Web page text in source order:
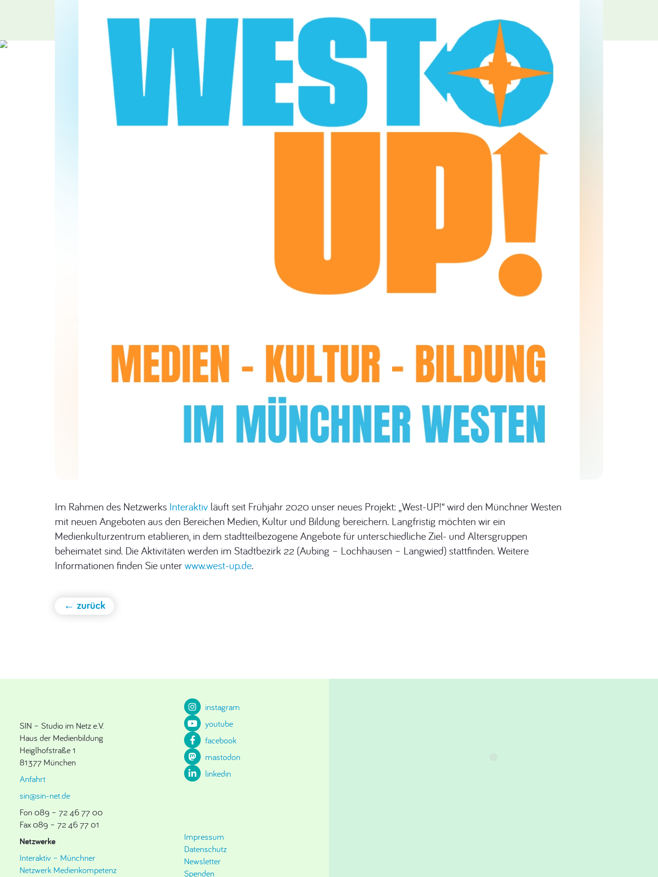
Im Rahmen des Netzwerks Interaktiv läuft seit Frühjahr 2020 unser neues Projekt: „West-UP!“ wird den Münchner Westen
mit neuen Angeboten aus den Bereichen Medien, Kultur und Bildung bereichern. Langfristig möchten wir ein
Medienkulturzentrum etablieren, in dem stadtteilbezogene Angebote für unterschiedliche Ziel- und Altersgruppen
beheimatet sind. Die Aktivitäten werden im Stadtbezirk 22 (Aubing – Lochhausen – Langwied) stattfinden. Weitere
Informationen finden Sie unterwww.west-up.de.
← zurück
SIN – Studio im Netz e.V.
Haus der Medienbildung
Heiglhofstraße 1
81377 München
Anfahrt
sin@sin-net.de
Fon 089 – 72 46 77 00
Fax 089 – 72 46 77 01
Netzwerke
Interaktiv – Münchner
Netzwerk Medienkompetenz
instagram
youtube
facebook
mastodon
linkedin
Impressum
Datenschutz
Newsletter
Spenden